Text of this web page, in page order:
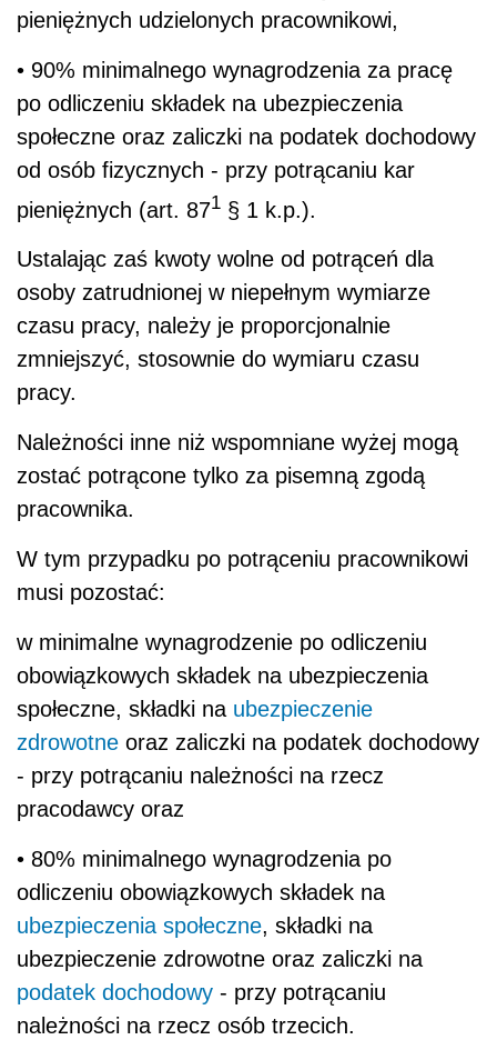
pieniężnych udzielonych pracownikowi,
• 90% minimalnego wynagrodzenia za pracę
po odliczeniu składek na ubezpieczenia
społeczne oraz zaliczki na podatek dochodowy
od osób fizycznych - przy potrącaniu kar
pieniężnych (art. 871 § 1 k.p.).
Ustalając zaś kwoty wolne od potrąceń dla
osoby zatrudnionej w niepełnym wymiarze
czasu pracy, należy je proporcjonalnie
zmniejszyć, stosownie do wymiaru czasu
pracy.
Należności inne niż wspomniane wyżej mogą
zostać potrącone tylko za pisemną zgodą
pracownika.
W tym przypadku po potrąceniu pracownikowi
musi pozostać:
w minimalne wynagrodzenie po odliczeniu
obowiązkowych składek na ubezpieczenia
społeczne, składki na ubezpieczenie
zdrowotne oraz zaliczki na podatek dochodowy
- przy potrącaniu należności na rzecz
pracodawcy oraz
• 80% minimalnego wynagrodzenia po
odliczeniu obowiązkowych składek na
ubezpieczenia społeczne, składki na
ubezpieczenie zdrowotne oraz zaliczki na
podatek dochodowy - przy potrącaniu
należności na rzecz osób trzecich.